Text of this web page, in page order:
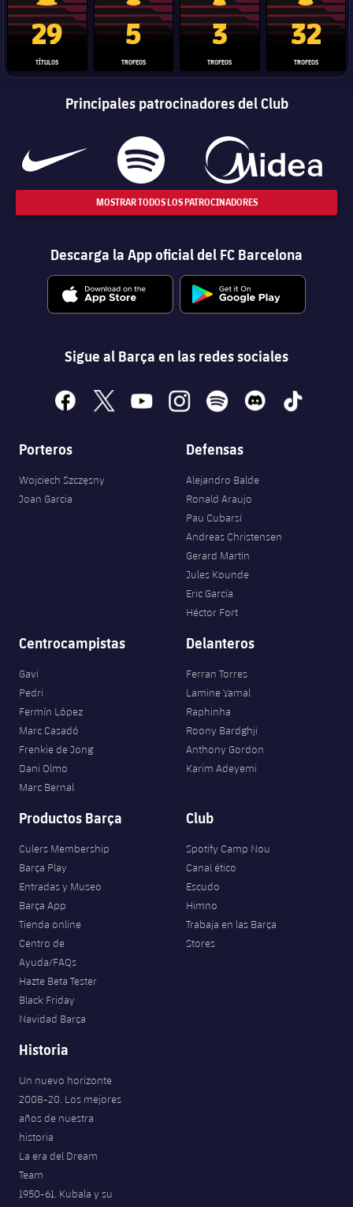
Trofeo de La Liga
29
TÍTULOS
Trofeo de la Liga de Campeones
5
TROFEOS
Trofeo del Mundial de
3
TROFEOS
Copa del
32
TROFEOS
Principales patrocinadores del Club
MOSTRAR TODOS LOS PATROCINADORES
Descarga la App oficial del FC Barcelona
Sigue al Barça en las redes sociales
facebook
x youtubeinstagramspotify discord tiktok
Porteros
Wojciech Szczęsny
Joan Garcia
Defensas
Alejandro Balde
Ronald Araujo
Pau Cubarsí
Andreas Christensen
Gerard Martín
Jules Kounde
Eric García
Héctor Fort
Centrocampistas
Gavi
Pedri
Fermín López
Marc Casadó
Frenkie de Jong
Dani Olmo
Marc Bernal
Delanteros
Ferran Torres
Lamine Yamal
Raphinha
Roony Bardghji
Anthony Gordon
Karim Adeyemi
Productos Barça
Culers Membership
Barça Play
Entradas y Museo
Barça App
Tienda online
Centro de
Ayuda/FAQs
Hazte Beta Tester
Black Friday
Navidad Barça
Club
Spotify Camp Nou
Canal ético
Escudo
Himno
Trabaja en las Barça
Stores
Historia
Un nuevo horizonte
2008-20. Los mejores
años de nuestra
historia
La era del Dream
Team
1950-61. Kubala y su